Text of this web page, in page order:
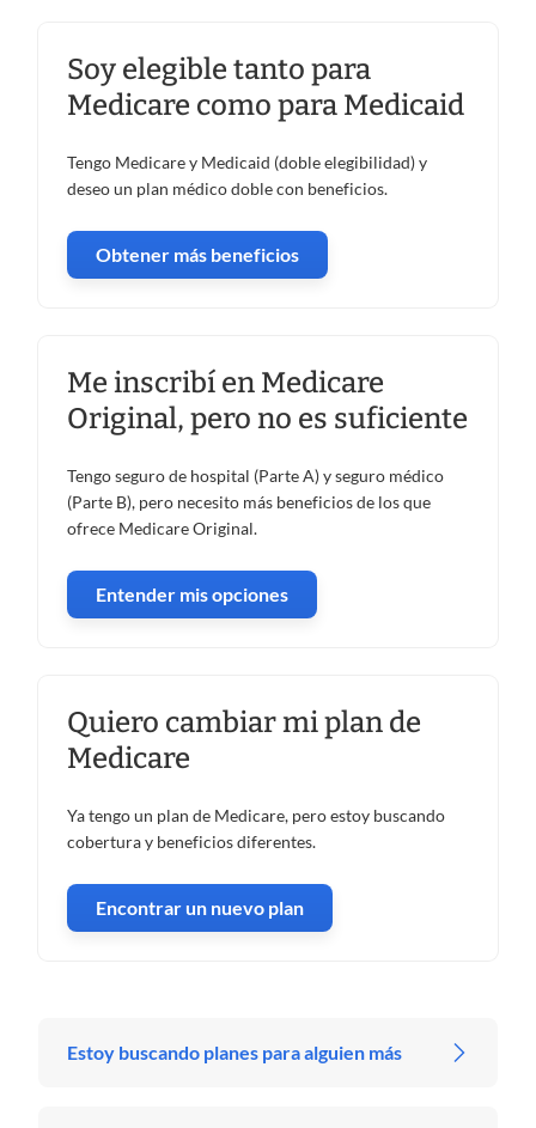
Soy elegible tanto para
Medicare como para Medicaid
Tengo Medicare y Medicaid (doble elegibilidad) y
deseo un plan médico doble con beneficios.
Obtener más beneficios
Me inscribí en Medicare
Original, pero no es suficiente
Tengo seguro de hospital (Parte A) y seguro médico
(Parte B), pero necesito más beneficios de los que
ofrece Medicare Original.
Entender mis opciones
Quiero cambiar mi plan de
Medicare
Ya tengo un plan de Medicare, pero estoy buscando
cobertura y beneficios diferentes.
Encontrar un nuevo plan
Estoy buscando planes para alguien más